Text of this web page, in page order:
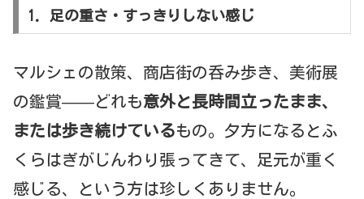
1. 足の重さ・すっきりしない感じ
マルシェの散策、商店街の呑み歩き、美術展
の鑑賞——どれも意外と長時間立ったまま、
または歩き続けているもの。夕方になるとふ
くらはぎがじんわり張ってきて、足元が重く
感じる、という方は珍しくありません。